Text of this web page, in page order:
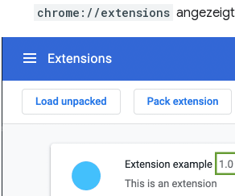
chrome://extensions